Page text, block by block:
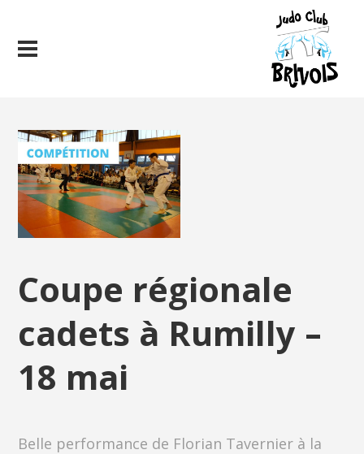
Coupe régionale
cadets à Rumilly –
18 mai
Belle performance de Florian Tavernier à la